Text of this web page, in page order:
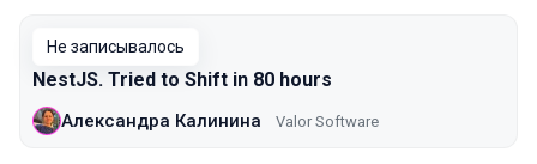
Не записывалось
NestJS. Tried to Shift in 80 hours
Александра Калинина Valor Software